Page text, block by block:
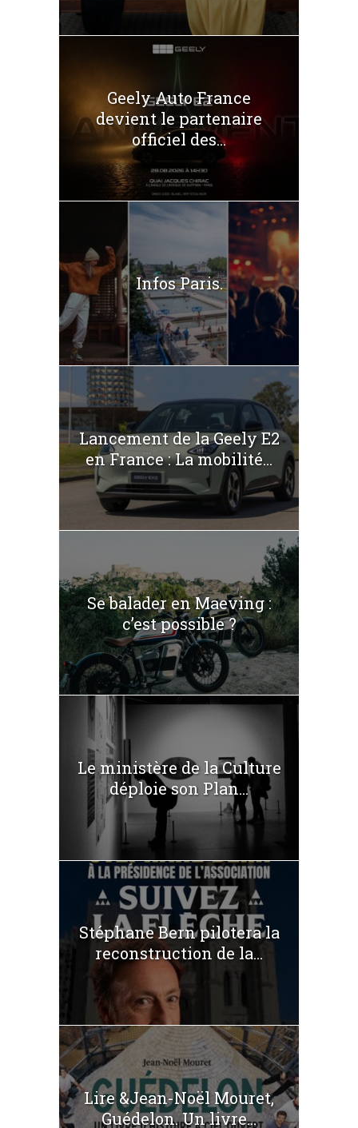
Geely Auto France
devient le partenaire
officiel des...
Infos Paris.
Lancement de la Geely E2
en France : La mobilité...
Se balader en Maeving :
c’est possible ?
Le ministère de la Culture
déploie son Plan...
Stéphane Bern pilotera la
reconstruction de la...
Lire &Jean-Noël Mouret,
Guédelon. Un livre...